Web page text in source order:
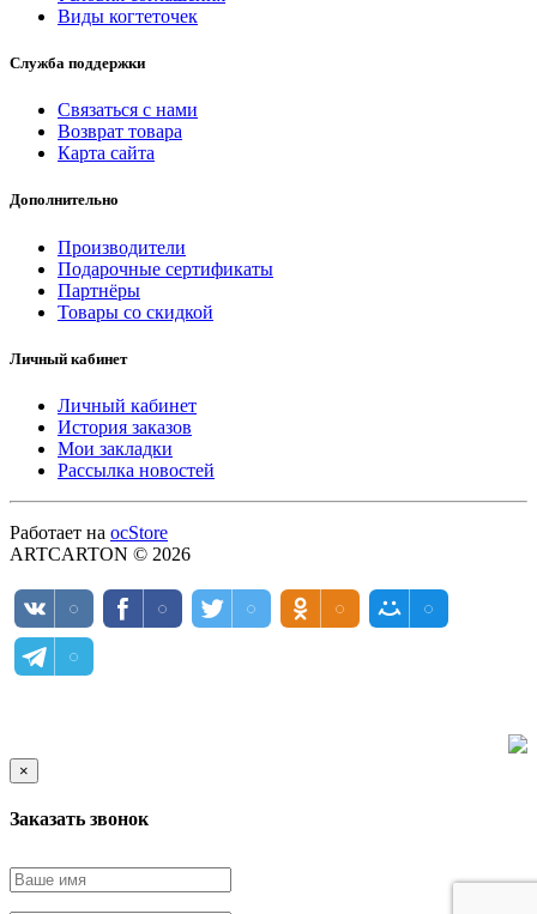
Виды когтеточек
Служба поддержки
Связаться с нами
Возврат товара
Карта сайта
Дополнительно
Производители
Подарочные сертификаты
Партнёры
Товары со скидкой
Личный кабинет
Личный кабинет
История заказов
Мои закладки
Рассылка новостей
Работает на ocStore
ARTCARTON © 2026
×
Заказать звонок